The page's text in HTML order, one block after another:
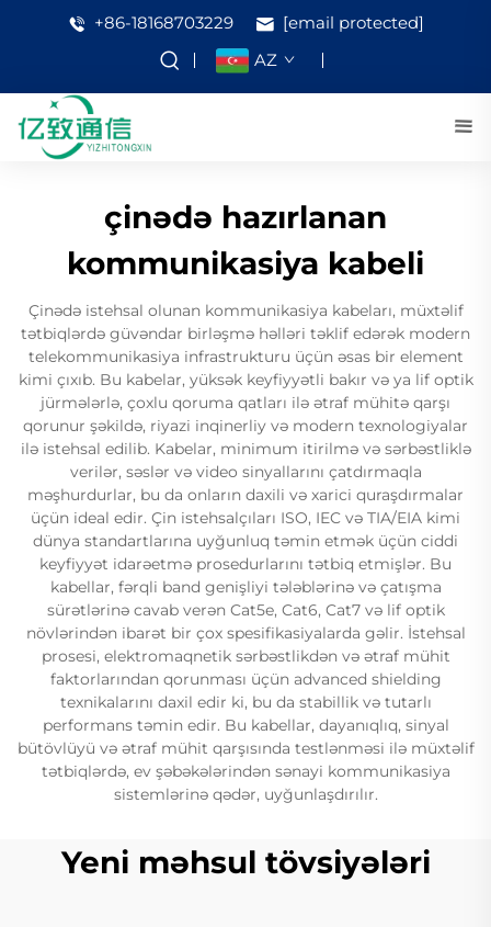
+86-18168703229
[email protected]
AZ
çinədə hazırlanan
kommunikasiya kabeli
Çinədə istehsal olunan kommunikasiya kabeları, müxtəlif
tətbiqlərdə güvəndar birləşmə həlləri təklif edərək modern
telekommunikasiya infrastrukturu üçün əsas bir element
kimi çıxıb. Bu kabelar, yüksək keyfiyyətli bakır və ya lif optik
jürmələrlə, çoxlu qoruma qatları ilə ətraf mühitə qarşı
qorunur şəkildə, riyazi inqinerliy və modern texnologiyalar
ilə istehsal edilib. Kabelar, minimum itirilmə və sərbəstliklə
verilər, səslər və video sinyallarını çatdırmaqla
məşhurdurlar, bu da onların daxili və xarici quraşdırmalar
üçün ideal edir. Çin istehsalçıları ISO, IEC və TIA/EIA kimi
dünya standartlarına uyğunluq təmin etmək üçün ciddi
keyfiyyət idarəetmə prosedurlarını tətbiq etmişlər. Bu
kabellar, fərqli band genişliyi tələblərinə və çatışma
sürətlərinə cavab verən Cat5e, Cat6, Cat7 və lif optik
növlərindən ibarət bir çox spesifikasiyalarda gəlir. İstehsal
prosesi, elektromaqnetik sərbəstlikdən və ətraf mühit
faktorlarından qorunması üçün advanced shielding
texnikalarını daxil edir ki, bu da stabillik və tutarlı
performans təmin edir. Bu kabellar, dayanıqlıq, sinyal
bütövlüyü və ətraf mühit qarşısında testlənməsi ilə müxtəlif
tətbiqlərdə, ev şəbəkələrindən sənayi kommunikasiya
sistemlərinə qədər, uyğunlaşdırılır.
Yeni məhsul tövsiyələri